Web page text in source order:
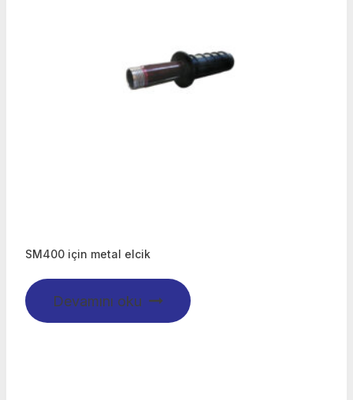
SM400 için metal elcik
Devamını oku